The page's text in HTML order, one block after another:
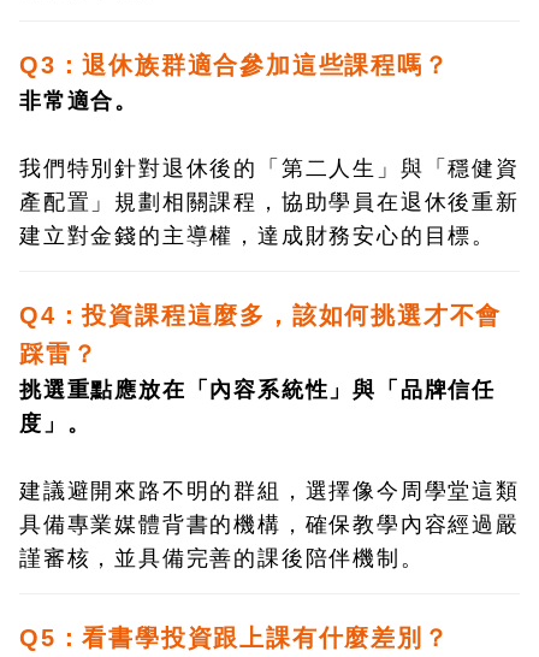
Q3：退休族群適合參加這些課程嗎？
非常適合。
我們特別針對退休後的「第二人生」與「穩健資
產配置」規劃相關課程，協助學員在退休後重新
建立對金錢的主導權，達成財務安心的目標。
Q4：投資課程這麼多，該如何挑選才不會
踩雷？
挑選重點應放在「內容系統性」與「品牌信任
度」。
建議避開來路不明的群組，選擇像今周學堂這類
具備專業媒體背書的機構，確保教學內容經過嚴
謹審核，並具備完善的課後陪伴機制。
Q5：看書學投資跟上課有什麼差別？